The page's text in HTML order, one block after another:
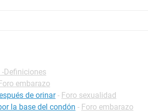
Definiciones
embarazo
de orinar - Foro sexualidad
la base del condón - Foro embarazo